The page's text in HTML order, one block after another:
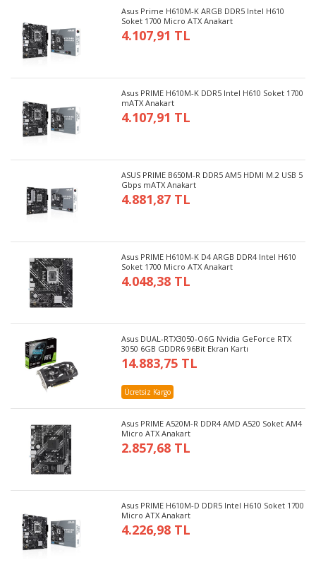
Asus Prime H610M-K ARGB DDR5 Intel H610
Soket 1700 Micro ATX Anakart
4.107,91 TL
Asus PRIME H610M-K DDR5 Intel H610 Soket 1700
mATX Anakart
4.107,91 TL
ASUS PRIME B650M-R DDR5 AM5 HDMI M.2 USB 5
Gbps mATX Anakart
4.881,87 TL
Asus PRIME H610M-K D4 ARGB DDR4 Intel H610
Soket 1700 Micro ATX Anakart
4.048,38 TL
Asus DUAL-RTX3050-O6G Nvidia GeForce RTX
3050 6GB GDDR6 96Bit Ekran Kartı
14.883,75 TL
Ücretsiz Kargo
Asus PRIME A520M-R DDR4 AMD A520 Soket AM4
Micro ATX Anakart
2.857,68 TL
Asus PRIME H610M-D DDR5 Intel H610 Soket 1700
Micro ATX Anakart
4.226,98 TL